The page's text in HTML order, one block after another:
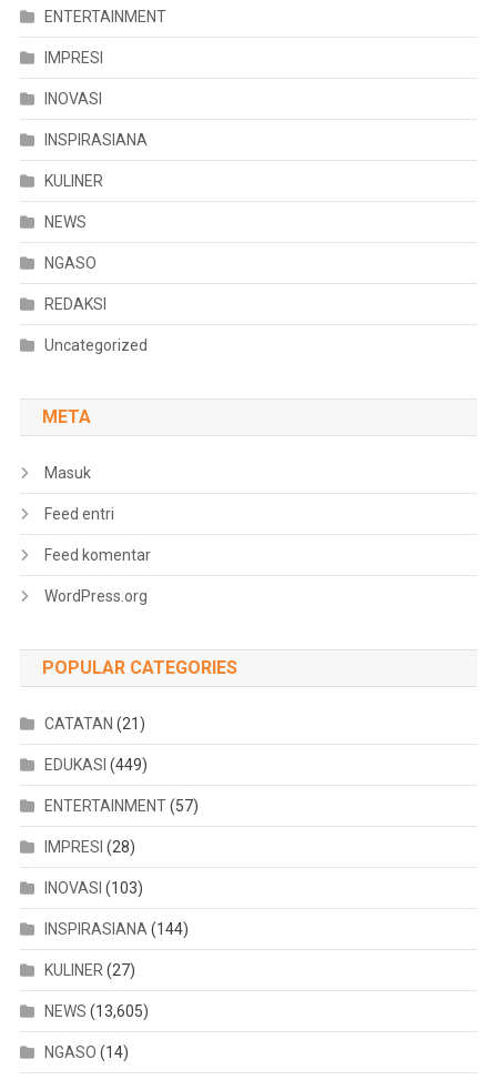
ENTERTAINMENT
IMPRESI
INOVASI
INSPIRASIANA
KULINER
NEWS
NGASO
REDAKSI
Uncategorized
META
Masuk
Feed entri
Feed komentar
WordPress.org
POPULAR CATEGORIES
CATATAN (21)
EDUKASI (449)
ENTERTAINMENT(57)
IMPRESI (28)
INOVASI (103)
INSPIRASIANA (144)
KULINER (27)
NEWS (13,605)
NGASO (14)